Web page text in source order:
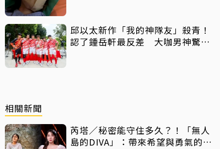
邱以太新作「我的神隊友」殺青！
認了鍾岳軒最反差 大咖男神驚喜
相關新聞
芮塔／秘密能守住多久？！「無人
島的DIVA」：帶來希望與勇氣的反